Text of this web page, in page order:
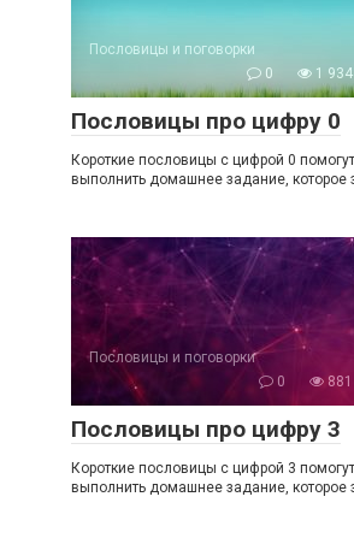
Пословицы и поговорки
0
1
Пословицы про цифру 0
Короткие пословицы с цифрой 0
выполнить домашнее задание, которое
Пословицы и поговорки
0
Пословицы про цифру 3
Короткие пословицы с цифрой 3
выполнить домашнее задание, которое